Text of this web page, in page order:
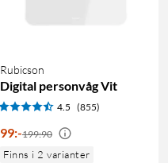
Rubicson
Digital personvåg Vit
4.5 (855)
99:-199:90
Finns i 2 varianter